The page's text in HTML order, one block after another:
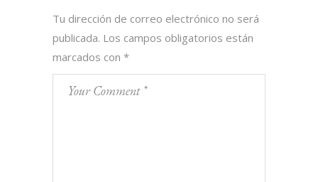
Tu dirección de correo electrónico no será
publicada. Los campos obligatorios están
marcados con *